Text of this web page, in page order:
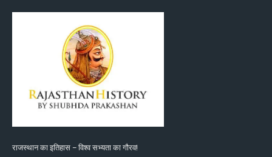
राजस्थान का इतिहास – विश्व सभ्यता का गौरव!